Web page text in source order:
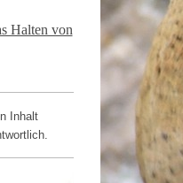
Halten von
Inhalt